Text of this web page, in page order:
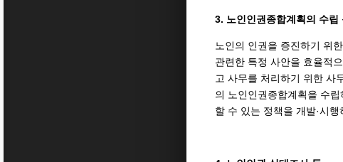
3. 노인인권종합계획의 수립
노인의 인권을 증진하기 위
관련한 특정 사안을 효율적
고 사무를 처리하기 위한 사
의 노인인권종합계획을 수
할 수 있는 정책을 개발·시